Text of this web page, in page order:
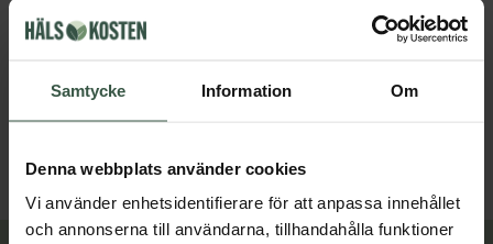
Samtycke Information Om
Denna webbplats använder cookies
Vi använder enhetsidentifierare för att anpassa innehållet
och annonserna till användarna, tillhandahålla funktioner
599 kr 798 kr 1 158 kr